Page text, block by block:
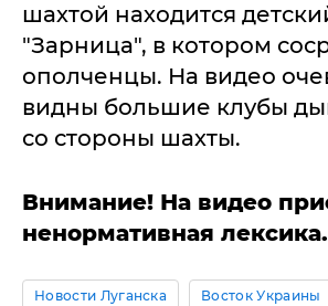
шахтой находится
"Зарница", в котором
ополченцы. На видео
видны большие клубы
со стороны шахты.
Внимание! На видео
ненормативная лексика.
Новости Луганска Восток Украины